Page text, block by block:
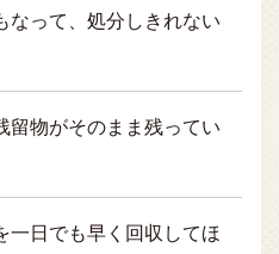
なって、処分しきれない
留物がそのまま残ってい
一日でも早く回収してほ